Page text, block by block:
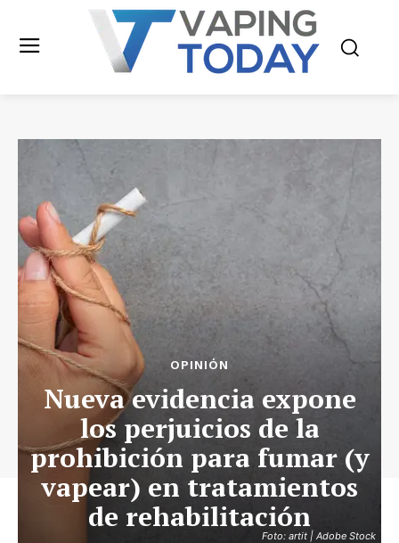
Foto: artit | Adobe Stock
OPINIÓN
Nueva evidencia expone
los perjuicios de la
prohibición para fumar (y
vapear) en tratamientos
de rehabilitación